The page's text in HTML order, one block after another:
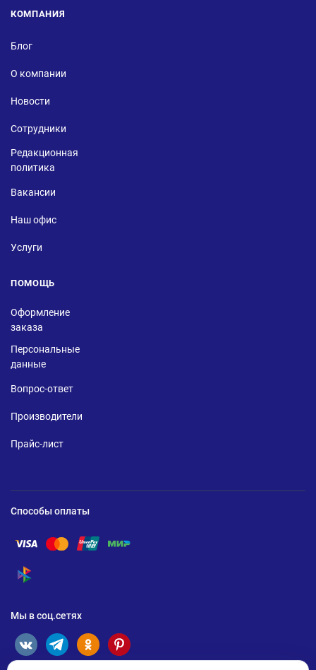
КОМПАНИЯ
Блог
О компании
Новости
Сотрудники
Редакционная
политика
Вакансии
Наш офис
Услуги
ПОМОЩЬ
Оформление
заказа
Персональные
данные
Вопрос-ответ
Производители
Прайс-лист
Способы оплаты
Помощь по оплате Visa
Помощь по оплате Mastercard
Помощь по оплате UnionPay
Помощь по оплате Мир
Помощь по оплате СБП
Мы в соц.сетях